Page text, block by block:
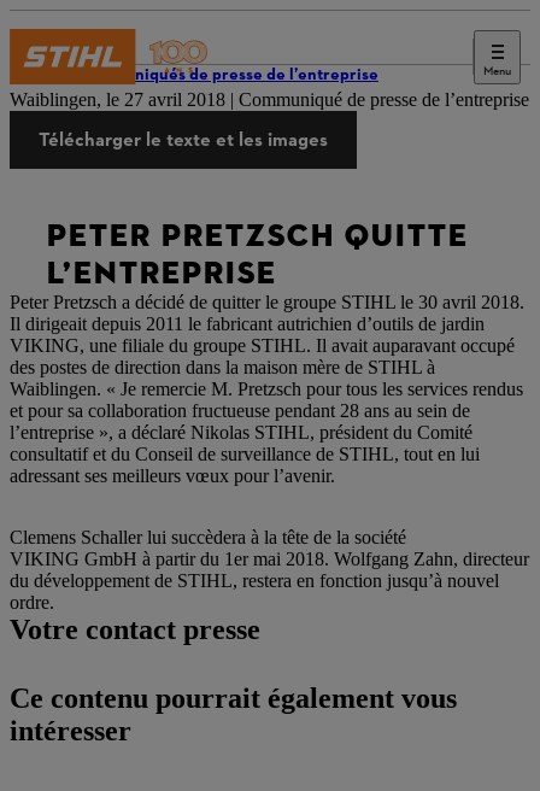
Menu
Communiqués de presse de l’entreprise
Waiblingen, le 27 avril 2018 | Communiqué de presse de l’entreprise
Télécharger le texte et les images
PETER PRETZSCH QUITTE
L’ENTREPRISE
Peter Pretzsch a décidé de quitter le groupe STIHL le 30 avril 2018.
Il dirigeait depuis 2011 le fabricant autrichien d’outils de jardin
VIKING, une filiale du groupe STIHL. Il avait auparavant occupé
des postes de direction dans la maison mère de STIHL à
Waiblingen. « Je remercie M. Pretzsch pour tous les services rendus
et pour sa collaboration fructueuse pendant 28 ans au sein de
l’entreprise », a déclaré Nikolas STIHL, président du Comité
consultatif et du Conseil de surveillance de STIHL, tout en lui
adressant ses meilleurs vœux pour l’avenir.
Clemens Schaller lui succèdera à la tête de la société
VIKING GmbH à partir du 1er mai 2018. Wolfgang Zahn, directeur
du développement de STIHL, restera en fonction jusqu’à nouvel
ordre.
Votre contact presse
Ce contenu pourrait également vous
intéresser